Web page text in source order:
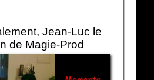
Jean-Luc le
de Magie-Prod